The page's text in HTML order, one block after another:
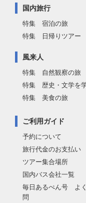
国内旅行
特集 宿泊の旅
特集 日帰りツアー
風来人
特集 自然観察の旅
特集 歴史・文学を
特集 美食の旅
ご利用ガイド
予約について
旅行代金のお支払い
ツアー集合場所
国内バス会社一覧
毎日あるぺん号 よ
問